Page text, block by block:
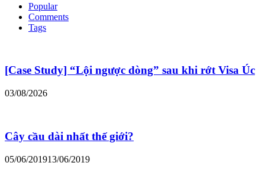
Popular
Comments
Tags
[Case Study] “Lội ngược dòng” sau khi rớt Visa Úc
03/08/2026
Cây cầu dài nhất thế giới?
05/06/201913/06/2019